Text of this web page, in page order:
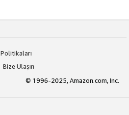
Politikaları
Bize Ulaşın
© 1996-2025, Amazon.com, Inc.